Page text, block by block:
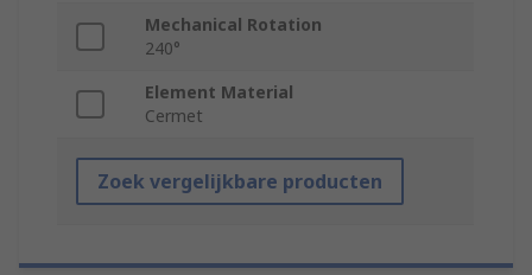
Mechanical Rotation
240°
Element Material
Cermet
Zoek vergelijkbare producten